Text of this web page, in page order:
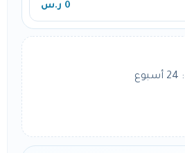
0 ر.س